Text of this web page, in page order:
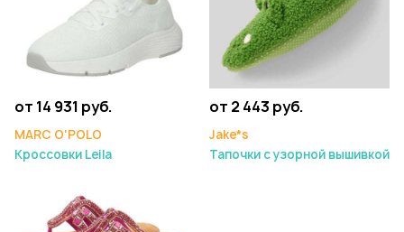
от 14 931 руб.
MARC O'POLO
Кроссовки Leila
от 2 443 руб.
Jake*s
Тапочки с узорной вышивкой